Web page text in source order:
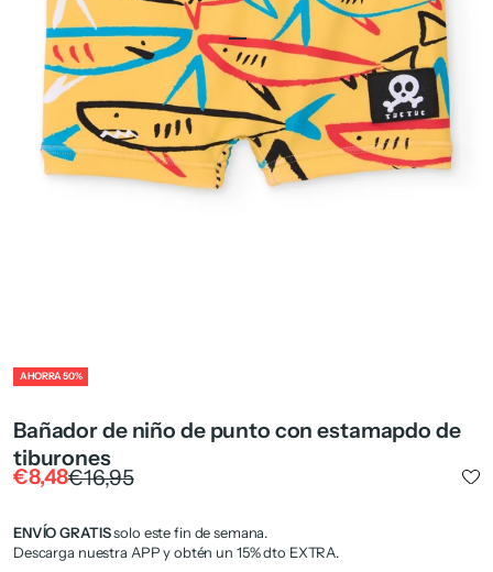
Ir al artículo 1
Ir al artículo 2
Ir al artículo 4
AHORRA 50%
Bañador de niño de punto con estamapdo de
tiburones
Precio de oferta
€8,48Precio normal
€16,95
ENVÍO GRATISsolo este fin de semana.
Descarga nuestra APP y obtén un 15% dto EXTRA.